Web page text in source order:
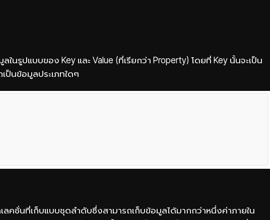
ในรูปแบบของ Key และ Value (ที่เรียกว่า Property) โดยที่ Key นั้นจะเป็น
ป็นข้อมูลประเภทใดๆ
ลคชั่นที่เก็บแบบชุดลำดับซึ่งสามารถเก็บข้อมูลได้มากกว่าหนึ่งค่าภายใน